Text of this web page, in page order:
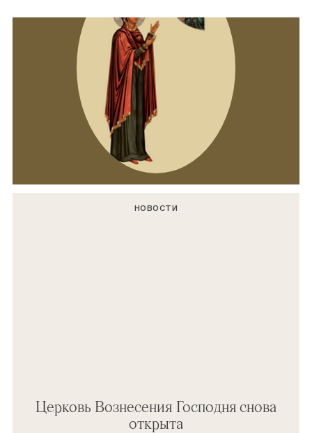
НОВОСТИ
Церковь Вознесения Господня снова
открыта